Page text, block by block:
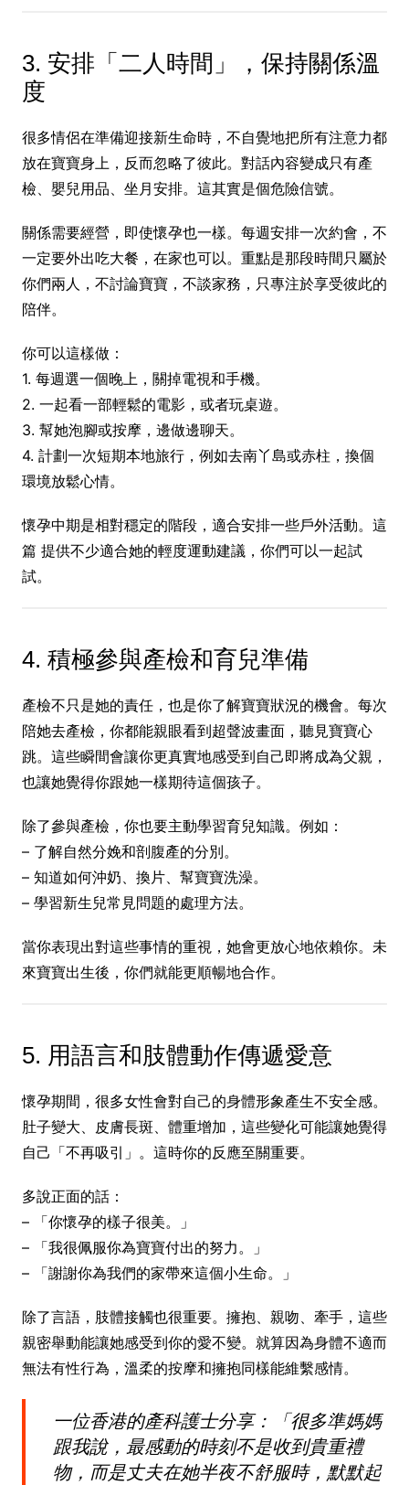
3. 安排「二人時間」，保持關係溫
度
很多情侶在準備迎接新生命時，不自覺地把所有注意力都
放在寶寶身上，反而忽略了彼此。對話內容變成只有產
檢、嬰兒用品、坐月安排。這其實是個危險信號。
關係需要經營，即使懷孕也一樣。每週安排一次約會，不
一定要外出吃大餐，在家也可以。重點是那段時間只屬於
你們兩人，不討論寶寶，不談家務，只專注於享受彼此的
陪伴。
你可以這樣做：
1. 每週選一個晚上，關掉電視和手機。
2. 一起看一部輕鬆的電影，或者玩桌遊。
3. 幫她泡腳或按摩，邊做邊聊天。
4. 計劃一次短期本地旅行，例如去南丫島或赤柱，換個
環境放鬆心情。
懷孕中期是相對穩定的階段，適合安排一些戶外活動。這
篇 提供不少適合她的輕度運動建議，你們可以一起試
試。
4. 積極參與產檢和育兒準備
產檢不只是她的責任，也是你了解寶寶狀況的機會。每次
陪她去產檢，你都能親眼看到超聲波畫面，聽見寶寶心
跳。這些瞬間會讓你更真實地感受到自己即將成為父親，
也讓她覺得你跟她一樣期待這個孩子。
除了參與產檢，你也要主動學習育兒知識。例如：
– 了解自然分娩和剖腹產的分別。
– 知道如何沖奶、換片、幫寶寶洗澡。
– 學習新生兒常見問題的處理方法。
當你表現出對這些事情的重視，她會更放心地依賴你。未
來寶寶出生後，你們就能更順暢地合作。
5. 用語言和肢體動作傳遞愛意
懷孕期間，很多女性會對自己的身體形象產生不安全感。
肚子變大、皮膚長斑、體重增加，這些變化可能讓她覺得
自己「不再吸引」。這時你的反應至關重要。
多說正面的話：
– 「你懷孕的樣子很美。」
– 「我很佩服你為寶寶付出的努力。」
– 「謝謝你為我們的家帶來這個小生命。」
除了言語，肢體接觸也很重要。擁抱、親吻、牽手，這些
親密舉動能讓她感受到你的愛不變。就算因為身體不適而
無法有性行為，溫柔的按摩和擁抱同樣能維繫感情。
一位香港的產科護士分享：「很多準媽媽
跟我說，最感動的時刻不是收到貴重禮
物，而是丈夫在她半夜不舒服時，默默起